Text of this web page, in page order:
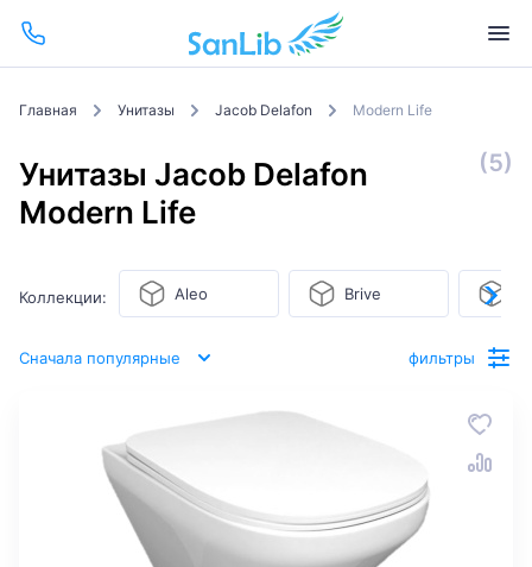
Главная Унитазы Jacob Delafon Modern Life
Унитазы Jacob Delafon
Modern Life
(5)
Коллекции: Aleo Brive
Сначала популярные фильтры